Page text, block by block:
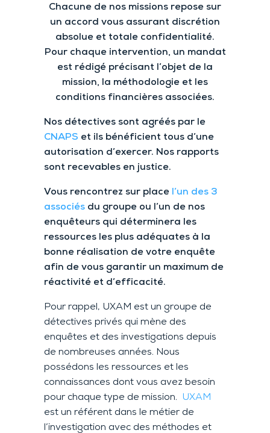
Chacune de nos missions repose sur
un accord vous assurant discrétion
absolue et totale confidentialité.
Pour chaque intervention, un mandat
est rédigé précisant l’objet de la
mission, la méthodologie et les
conditions financières associées.
Nos détectives sont agréés par le
CNAPS et ils bénéficient tous d’une
autorisation d’exercer. Nos rapports
sont recevables en justice.
Vous rencontrez sur placel’un des 3
associésdu groupe ou l’un de nos
enquêteurs qui déterminera les
ressources les plus adéquates à la
bonne réalisation de votre enquête
afin de vous garantir un maximum de
réactivité et d’efficacité.
Pour rappel, UXAM est un groupe de
détectives privés qui mène des
enquêtes et des investigations depuis
de nombreuses années. Nous
possédons les ressources et les
connaissances dont vous avez besoin
pour chaque type de mission. UXAM
est un référent dans le métier de
l’investigation avec des méthodes et